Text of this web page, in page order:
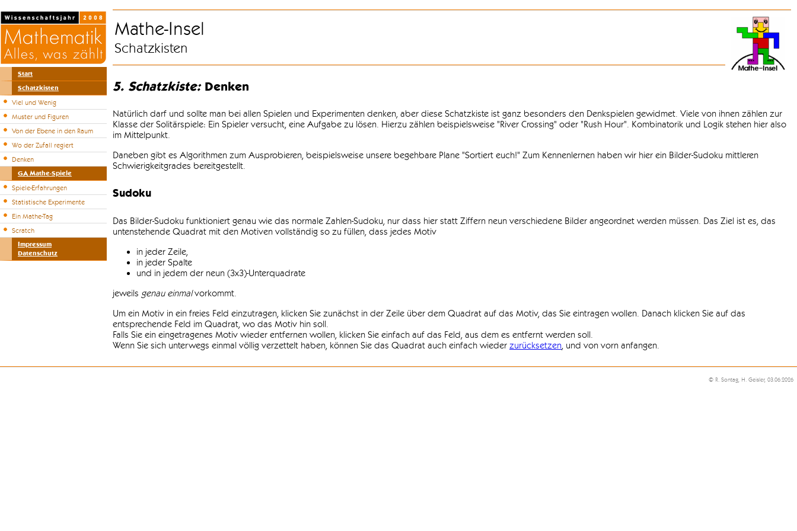
Start
Schatzkisten
Viel und Wenig
Muster und Figuren
Von der Ebene in den Raum
Wo der Zufall regiert
Denken
GA Mathe-Spiele
Spiele-Erfahrungen
Statistische Experimente
Ein Mathe-Tag
Scratch
Impressum
Datenschutz
Mathe-Insel
Schatzkisten
5. Schatzkiste:Denken
Natürlich darf und sollte man bei allen Spielen und Experimenten denken, aber diese Schatzkiste ist ganz besonders den Denkspielen gewidmet. Viele von ihnen zählen zur
Klasse der Solitärspiele: Ein Spieler versucht, eine Aufgabe zu lösen. Hierzu zählen beispielsweise "River Crossing" oder "Rush Hour". Kombinatorik und Logik stehen hier also
im Mittelpunkt.
Daneben gibt es Algorithmen zum Ausprobieren, beispielsweise unsere begehbare Plane "Sortiert euch!" Zum Kennenlernen haben wir hier ein Bilder-Sudoku mittleren
Schwierigkeitgrades bereitgestellt.
Sudoku
Das Bilder-Sudoku funktioniert genau wie das normale Zahlen-Sudoku, nur dass hier statt Ziffern neun verschiedene Bilder angeordnet werden müssen. Das Ziel ist es, das
untenstehende Quadrat mit den Motiven vollständig so zu füllen, dass jedes Motiv
in jeder Zeile,
in jeder Spalte
und in jedem der neun (3x3)-Unterquadrate
jeweils genau einmalvorkommt.
Um ein Motiv in ein freies Feld einzutragen, klicken Sie zunächst in der Zeile über dem Quadrat auf das Motiv, das Sie eintragen wollen. Danach klicken Sie auf das
entsprechende Feld im Quadrat, wo das Motiv hin soll.
Falls Sie ein eingetragenes Motiv wieder entfernen wollen, klicken Sie einfach auf das Feld, aus dem es entfernt werden soll.
Wenn Sie sich unterwegs einmal völlig verzettelt haben, können Sie das Quadrat auch einfach wieder zurücksetzen, und von vorn anfangen.
© R. Sontag, H. Geisler, 03.06.2026